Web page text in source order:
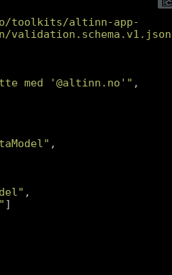
toolkits/altinn-app-
validation.schema.v1.json"
med '@altinn.no'"